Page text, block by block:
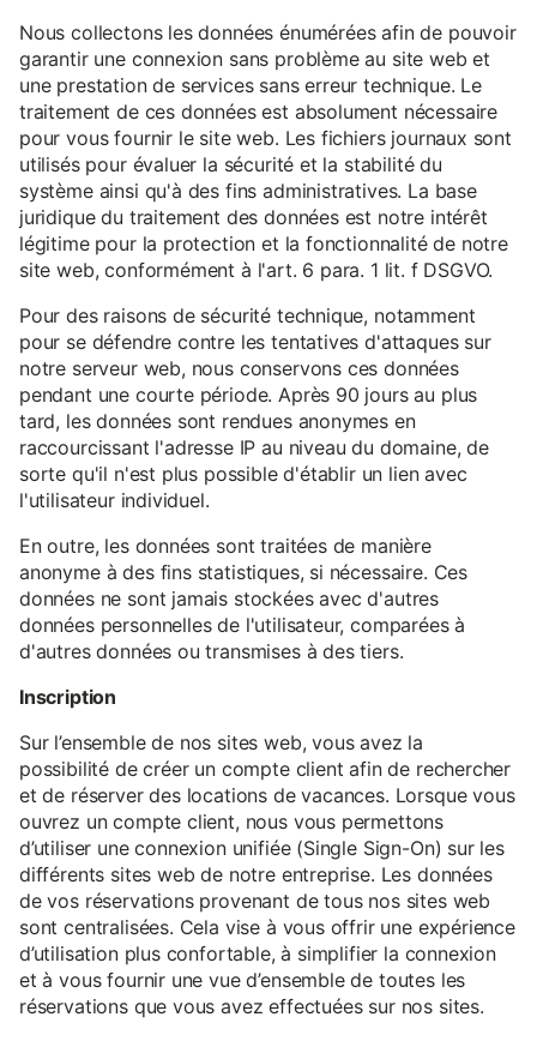
Nous collectons les données énumérées afin de pouvoir
garantir une connexion sans problème au site web et
une prestation de services sans erreur technique. Le
traitement de ces données est absolument nécessaire
pour vous fournir le site web. Les fichiers journaux sont
utilisés pour évaluer la sécurité et la stabilité du
système ainsi qu'à des fins administratives. La base
juridique du traitement des données est notre intérêt
légitime pour la protection et la fonctionnalité de notre
site web, conformément à l'art. 6 para. 1 lit. f DSGVO.
Pour des raisons de sécurité technique, notamment
pour se défendre contre les tentatives d'attaques sur
notre serveur web, nous conservons ces données
pendant une courte période. Après 90 jours au plus
tard, les données sont rendues anonymes en
raccourcissant l'adresse IP au niveau du domaine, de
sorte qu'il n'est plus possible d'établir un lien avec
l'utilisateur individuel.
En outre, les données sont traitées de manière
anonyme à des fins statistiques, si nécessaire. Ces
données ne sont jamais stockées avec d'autres
données personnelles de l'utilisateur, comparées à
d'autres données ou transmises à des tiers.
Inscription
Sur l’ensemble de nos sites web, vous avez la
possibilité de créer un compte client afin de rechercher
et de réserver des locations de vacances. Lorsque vous
ouvrez un compte client, nous vous permettons
d’utiliser une connexion unifiée (Single Sign-On) sur les
différents sites web de notre entreprise. Les données
de vos réservations provenant de tous nos sites web
sont centralisées. Cela vise à vous offrir une expérience
d’utilisation plus confortable, à simplifier la connexion
et à vous fournir une vue d’ensemble de toutes les
réservations que vous avez effectuées sur nos sites.